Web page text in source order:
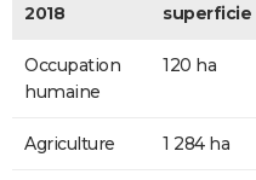
2018
superficie
Occupation
humaine
120 ha
Agriculture 1 284 ha